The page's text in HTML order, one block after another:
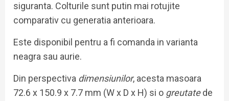
siguranta. Colturile sunt putin mai rotujite
comparativ cu generatia anterioara.
Este disponibil pentru a fi comanda in varianta
neagra sau aurie.
Din perspectiva dimensiunilor, acesta masoara
72.6 x 150.9 x 7.7 mm (W x D x H) si o greutatede